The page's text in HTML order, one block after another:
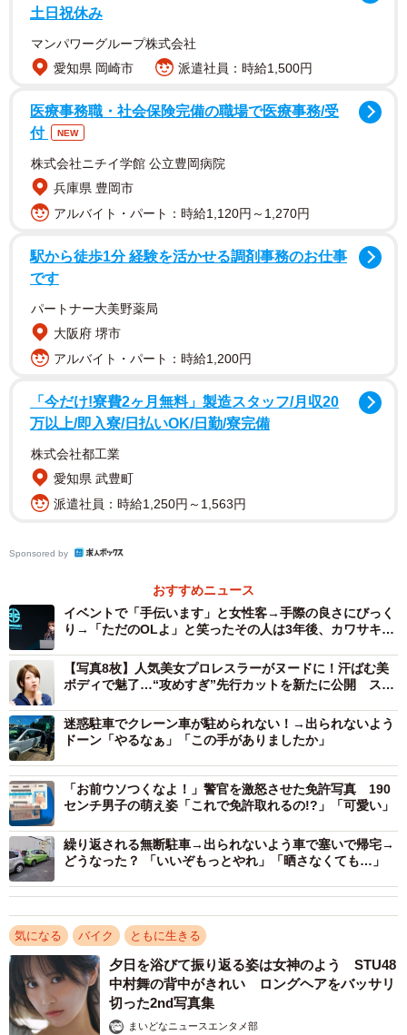
つぐみさんはこの出来事を自身のSNSに投稿すると、バ
イク仲間などからは、「災難でしたね」「何ccでも楽しい
声が寄せられました。
マウントを取ってくるのは「60代前後の男性ばか
り」
つぐみさんに話を聞きました。
──複数人で質問攻めを。
「今回は4人でしたが、多いときだと6〜7人に取り囲まれ
たこともありました。道の駅やサービスエリアなどではバ
イク用の駐車場が限定されていて、駐車して休憩している
です。そうなると今回のように、話しかけられてもすぐに
──排気量でマウントを取ってくるライダーも。
のか少ないのかは私にはわかりません。たたそんな発言を
された方は、大排気量のバイクに乗った60代前後の男性ば
かりでした。今回もそうです」
──迷惑な中高年ライダーが多い理由をどう考える。
「臆測ではありますが、定年を迎えたり、経済的に余裕
ができたりして、自分の趣味に没頭できるようになったか
ら大型バイクに乗るようになったのかなと思っています。
若い頃の憧れが実現して気持ちが大きくなり、間違った優
越感を感じているのではないかと。そして自分の家族はバ
イクに興味がなく相手にされないから、ツーリング先で見
かけた小娘（笑）に自慢したかったのでは。ただ私のフォ
ロワーさんの中には娘さんとタンデムツーリングを楽しん
力だと思います」
土日祝休み
マンパワーグループ株式会社
愛知県 岡崎市
派遣社員：時給1,500円
医療事務職・社会保険完備の職場で医療事務/受
付
NEW
株式会社ニチイ学館 公立豊岡病院
兵庫県 豊岡市
アルバイト・パート：時給1,120円～1,270円
駅から徒歩1分 経験を活かせる調剤事務のお仕事
です
パートナー大美野薬局
大阪府 堺市
アルバイト・パート：時給1,200円
「今だけ!寮費2ヶ月無料」製造スタッフ/月収20
万以上/即入寮/日払いOK/日勤/寮完備
株式会社都工業
愛知県 武豊町
派遣社員：時給1,250円～1,563円
Sponsored by
おすすめニュース
イベントで「手伝います」と女性客→手際の良さにびっく
り→「ただのOLよ」と笑ったその人は3年後、カワサキ販
【写真8枚】人気美女プロレスラーがヌードに！汗ばむ美
ボディで魅了…“攻めすぎ”先行カットを新たに公開 スタ
迷惑駐車でクレーン車が駐められない！→出られないよう
ドーン「やるなぁ」「この手がありましたか」
「お前ウソつくなよ！」警官を激怒させた免許写真 190
センチ男子の萌え姿「これで免許取れるの!?」「可愛い」
繰り返される無断駐車→出られないよう車で塞いで帰宅→
どうなった？ 「いいぞもっとやれ」「晒さなくても…」
気になる バイク ともに生きる
夕日を浴びて振り返る姿は女神のよう STU48
中村舞の背中がきれい ロングヘアをバッサリ
切った2nd写真集
まいどなニュースエンタメ部